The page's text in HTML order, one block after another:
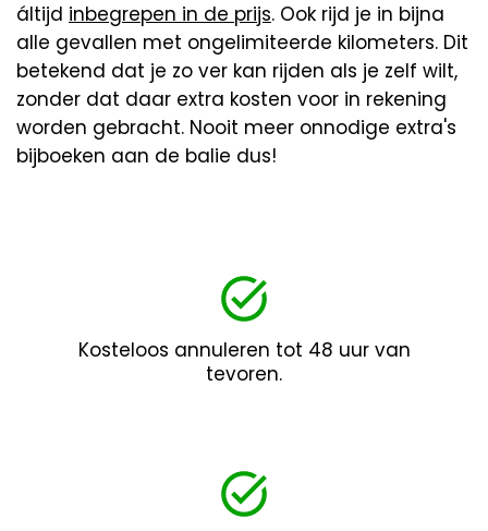
áltijd inbegrepen in de prijs. Ook rijd je in bijna
alle gevallen met ongelimiteerde kilometers. Dit
betekend dat je zo ver kan rijden als je zelf wilt,
zonder dat daar extra kosten voor in rekening
worden gebracht. Nooit meer onnodige extra's
bijboeken aan de balie dus!
Kosteloos annuleren tot 48 uur van
tevoren.